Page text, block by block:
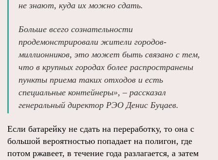
не знают, куда их можно сдать.
Больше всего сознательности
продемонстрировали жители городов-
миллионников, это может быть связано с тем,
что в крупных городах более распространены
пункты приема таких отходов и есть
специальные контейнеры», – рассказал
генеральный директор РЭО Денис Буцаев.
Если батарейку не сдать на переработку, то она с
большой вероятностью попадает на полигон, где
потом ржавеет, в течение года разлагается, а затем